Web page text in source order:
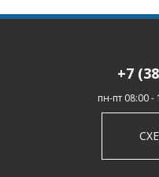
+7
пн-пт 08:00 -